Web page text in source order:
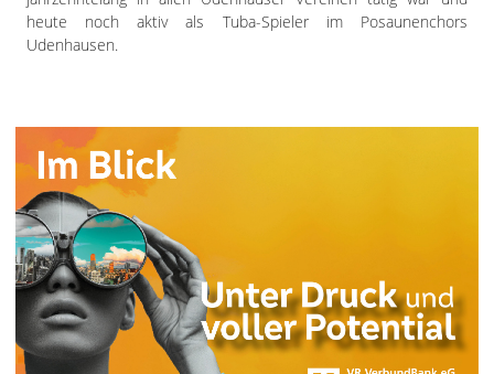
heute noch aktiv als Tuba-Spieler im Posaunenchors
Udenhausen.